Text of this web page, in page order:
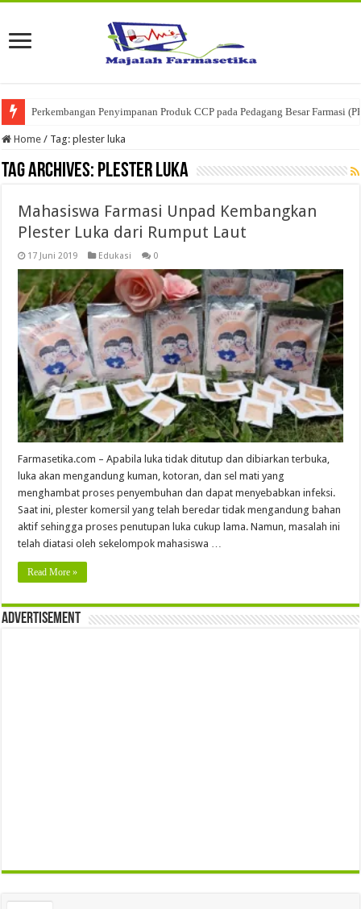
Perkembangan Penyimpanan Produk CCP pada Pedagang Besar Farmasi
Home / Tag:plester luka
Tag Archives: plester luka
Mahasiswa Farmasi Unpad Kembangkan
Plester Luka dari Rumput Laut
17 Juni 2019 Edukasi 0
Farmasetika.com – Apabila luka tidak ditutup dan dibiarkan terbuka,
luka akan mengandung kuman, kotoran, dan sel mati yang
menghambat proses penyembuhan dan dapat menyebabkan infeksi.
Saat ini, plester komersil yang telah beredar tidak mengandung bahan
aktif sehingga proses penutupan luka cukup lama. Namun, masalah ini
telah diatasi oleh sekelompok mahasiswa …
Read More »
Advertisement